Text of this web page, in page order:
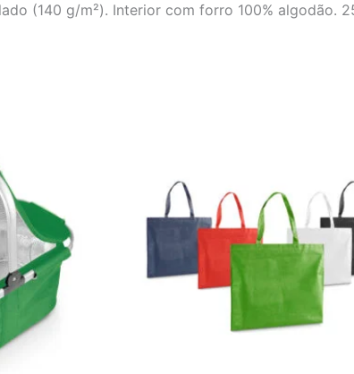
(140 g/m²). Interior com forro 100% algodão.